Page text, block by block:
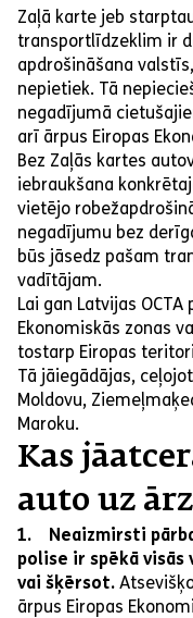
Zaļā karte jeb
transportlīdzeklim ir
apdrošināšana
nepietiek. Tā
negadījumā
arī ārpus Eiropas
Bez Zaļās kartes
iebraukšana
vietējo
negadījumu bez
būs jāsedz pašam
vadītājam.
Lai gan Latvijas
Ekonomiskās zonas
tostarp Eiropas
Tā jāiegādājas,
Moldovu,
Maroku.
Kas
auto uz
1. Neaizmirsti
polise ir spēkā
vai šķērsot.
ārpus Eiropas